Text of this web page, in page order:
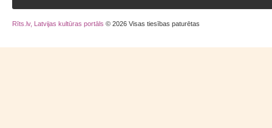
Rīts.lv, Latvijas kultūras portāls © 2026 Visas tiesības paturētas